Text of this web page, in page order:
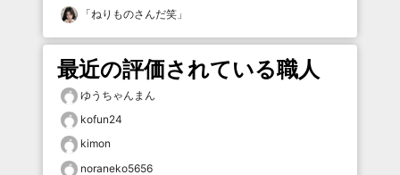
「ねりものさんだ笑 」
最近の評価されている職人
ゆうちゃんまん
kofun24
kimon
noraneko5656